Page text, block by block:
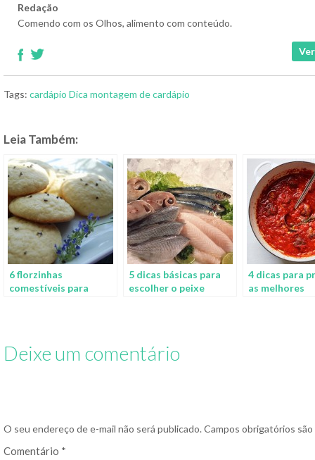
Redação
Comendo com os Olhos, alimento com conteúdo.
Tags: cardápio Dica montagem de cardápio
Leia Também:
6 florzinhas
comestíveis para
5 dicas básicas para
escolher o peixe
4 dicas para
as melhores
Deixe um comentário
O seu endereço de e-mail não será publicado. Campos obrigatórios
Comentário *